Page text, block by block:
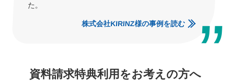
た。
株式会社KIRINZ様の事例を読む
資料請求特典利用をお考えの方へ